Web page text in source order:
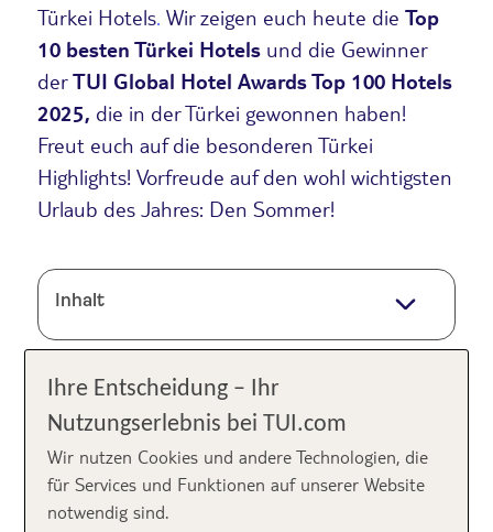
Türkei Hotels. Wir zeigen euch heute die Top
10 besten Türkei Hotels und die Gewinner
derTUI Global Hotel Awards Top 100 Hotels
2025, die in der Türkei gewonnen haben!
Freut euch auf die besonderen Türkei
Highlights! Vorfreude auf den wohl wichtigsten
Urlaub des Jahres: Den Sommer!
Inhalt
Der langersehnte Sommerurlaub steht vor der Tür,
die wohl wichtigste Reiseplanung des Jahres:
Kulinarische Highlights, sonniges Wetter, schöne
Strände und ein exzellenter Service stehen ganz oben
auf der Wunschliste für die
Ihre Entscheidung – Ihr
Nutzungserlebnis bei TUI.com
Wir nutzen Cookies und andere Technologien, die
für Services und Funktionen auf unserer Website
notwendig sind.